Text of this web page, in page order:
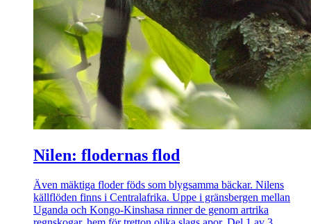
Nilen: flodernas flod
Även mäktiga floder föds som blygsamma bäckar. Nilens
källflöden finns i Centralafrika. Uppe i gränsbergen mellan
Uganda och Kongo-Kinshasa rinner de genom artrika